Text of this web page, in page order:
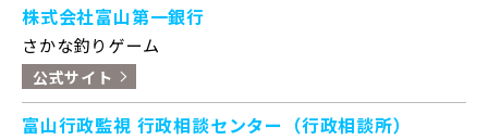
株式会社富山第一銀行
さかな釣りゲーム
公式サイト
富山行政監視 行政相談センター（行政相談所）